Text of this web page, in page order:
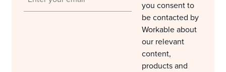
you consent to
be contacted by
Workable about
our relevant
content,
products and